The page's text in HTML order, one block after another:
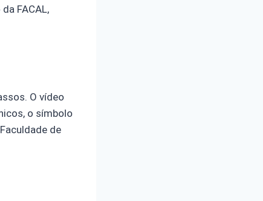
FACAL,
O vídeo
o símbolo
de